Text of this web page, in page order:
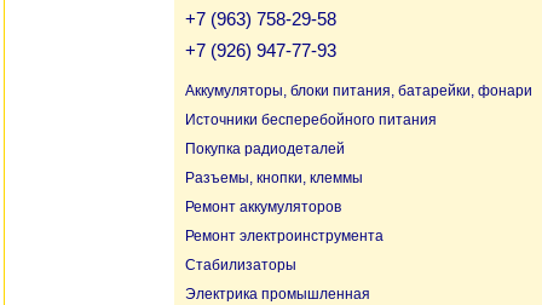
+7 (963) 758-29-58
+7 (926) 947-77-93
Аккумуляторы, блоки питания, батарейки, фонари
Источники бесперебойного питания
Покупка радиодеталей
Разъемы, кнопки, клеммы
Ремонт аккумуляторов
Ремонт электроинструмента
Стабилизаторы
Электрика промышленная